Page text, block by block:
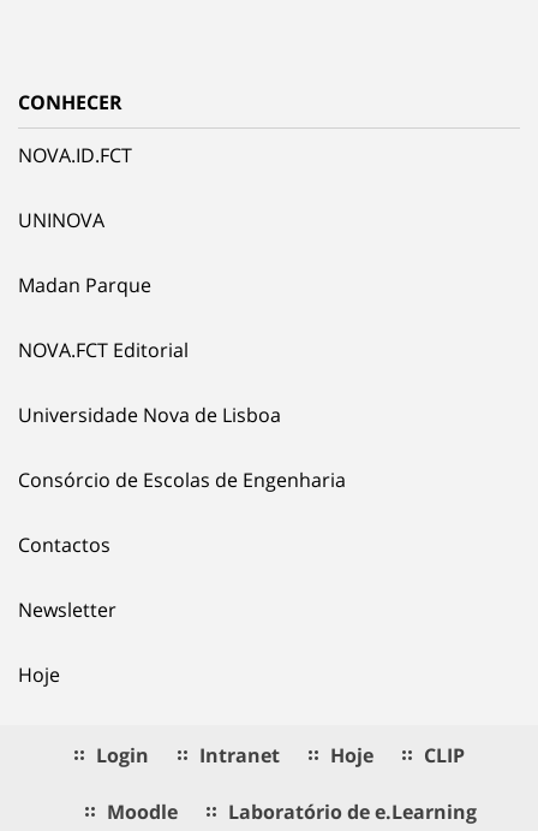
CONHECER
NOVA.ID.FCT
UNINOVA
Madan Parque
NOVA.FCT Editorial
Universidade Nova de Lisboa
Consórcio de Escolas de Engenharia
Contactos
Newsletter
Hoje
Login Intranet Hoje CLIP
Moodle Laboratório de e.Learning